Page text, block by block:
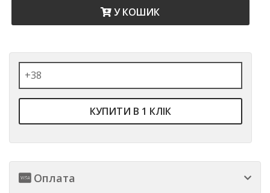
У КОШИК
КУПИТИ В 1 КЛІК
Оплата